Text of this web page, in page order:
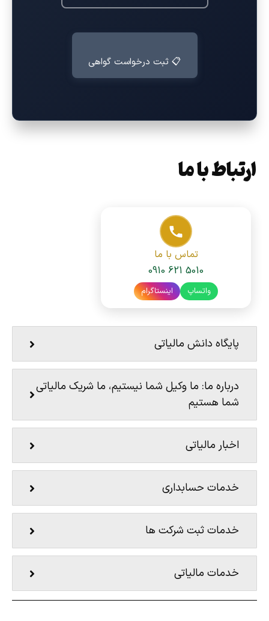
📋 ثبت درخواست گواهی
ارتباط با ما
تماس با ما
0910 621 5010
واتساپ اینستاگرام
پایگاه دانش مالیاتی
درباره ما: ما وکیل شما نیستیم، ما شریک مالیاتی
شما هستیم
اخبار مالیاتی
خدمات حسابداری
خدمات ثبت شرکت ها
خدمات مالیاتی